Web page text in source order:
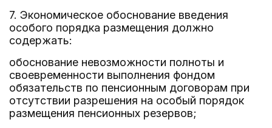
7. Экономическое обоснование введения
особого порядка размещения должно
содержать:
обоснование невозможности полноты и
своевременности выполнения фондом
обязательств по пенсионным договорам при
отсутствии разрешения на особый порядок
размещения пенсионных резервов;